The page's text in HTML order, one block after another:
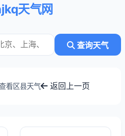
天气网
查询天气
看区县天气 返回上一页